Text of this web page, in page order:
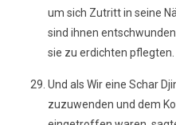
um sich Zutritt in seine
sind ihnen
sie zu erdichten pflegten.
Und als Wir eine Schar
zuzuwenden und dem